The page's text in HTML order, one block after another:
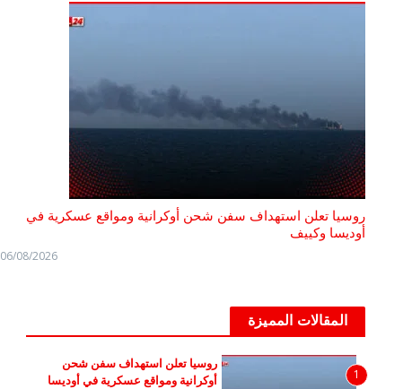
روسيا تعلن استهداف سفن شحن أوكرانية ومواقع عسكرية في
أوديسا وكييف
06/08/2026
المقالات المميزة
1
روسيا تعلن استهداف سفن شحن
أوكرانية ومواقع عسكرية في أوديسا